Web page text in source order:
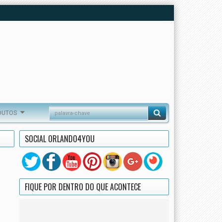
SOCIAL ORLANDO4YOU
FIQUE POR DENTRO DO QUE ACONTECE